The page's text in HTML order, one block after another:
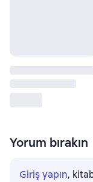
Yorum bırakın
Giriş yapın,